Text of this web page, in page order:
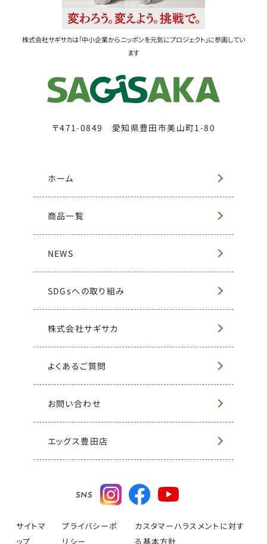
株式会社サギサカは「中小企業からニッポンを元気にプロジェクト」に参画してい
ます
〒471-0849 愛知県豊田市美山町1-80
ホーム
商品一覧
NEWS
SDGsへの取り組み
株式会社サギサカ
よくあるご質問
お問い合わせ
エッグス豊田店
SNS
サイトマ
ップ
プライバシーポ
リシー
カスタマーハラスメントに対す
る基本方針